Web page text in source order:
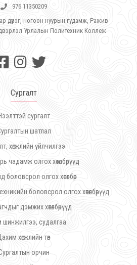
976 11350209
дүүрэг, ногоон нуурын гудамж, Ражив
Урлалын Политехник Коллеж
Сургалт
сургалт
шатлал
хөгжлийн үйлчилгээ
чадамж олгох хөтөлбөрүүд
боловсрол олгох хөтөлбөр
боловсрол олгох хөтөлбөрүүд
дэмжих хөтөлбөрүүд
судалгаа
хөгжлийн төв
орчин